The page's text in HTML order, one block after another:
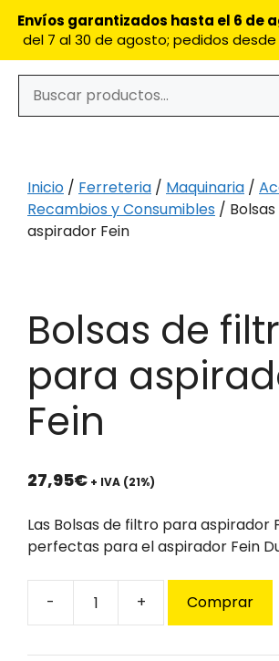
Envíos garantizados hasta el 6 de
del 7 al 30 de agosto; pedidos desde
Inicio / Ferreteria / Maquinaria /
Recambios y Consumibles /
aspirador Fein
Bolsas de
para
Fein
27,95€ + IVA (21%)
Las Bolsas de filtro para aspirador
perfectas para el aspirador Fein
filtro
Comprar
para
Fein